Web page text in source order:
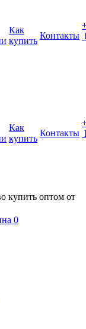
Как
купить
Контакты
Как
купить
Контакты
купить оптом от
0